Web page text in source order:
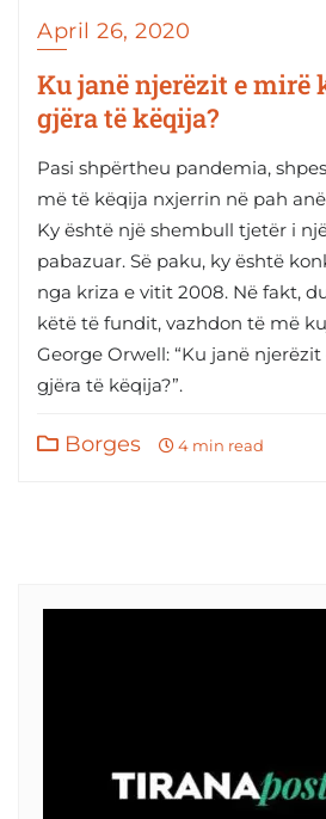
April 26, 2020
Ku janë njerëzit e mirë
gjëra të këqija?
Pasi shpërtheu pandemia,
më të këqija nxjerrin në pah
Ky është një shembull tjetër i
pabazuar. Së paku, ky është
nga kriza e vitit 2008. Në fakt,
këtë të fundit, vazhdon të më
George Orwell: “Ku janë
gjëra të këqija?”.
Borges 4 min read